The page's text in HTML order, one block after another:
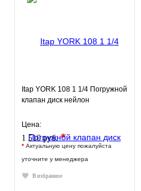
Itap YORK 108 1 1/4 Погружной
клапан диск нейлон
Цена:
1 510 руб.*
* Актуальную цену пожалуйста
уточните у менеджера
В избранное